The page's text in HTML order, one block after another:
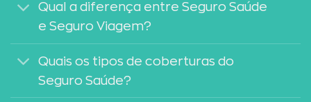
Qual a diferença entre Seguro Saúde
e Seguro Viagem?
Quais os tipos de coberturas do
Seguro Saúde?